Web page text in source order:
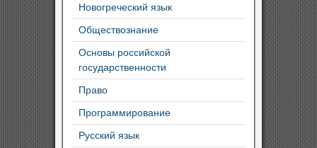
Новогреческий язык
Обществознание
Основы российской
государственности
Право
Программирование
Русский язык